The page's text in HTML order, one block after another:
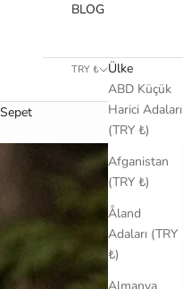
BLOG
TRY ₺
Ülke
ABD Küçük
Harici Adaları
(TRY ₺)
Afganistan
(TRY ₺)
Åland
Adaları (TRY
₺)
Sepet